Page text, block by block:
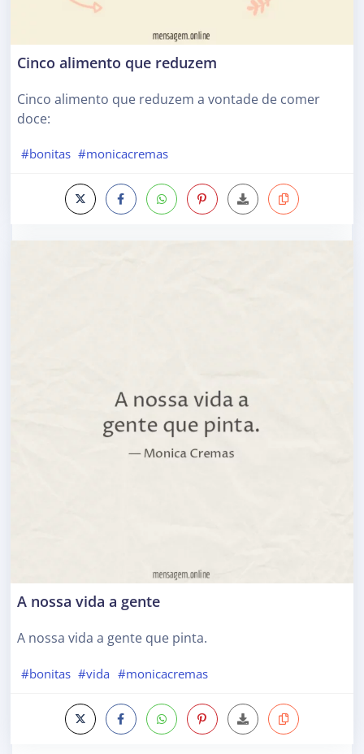
Cinco alimento que reduzem
Cinco alimento que reduzem a vontade de comer
doce:
#bonitas #monicacremas
A nossa vida a gente
A nossa vida a gente que pinta.
#bonitas #vida #monicacremas